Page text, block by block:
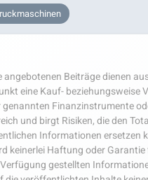
Beiträge dienen
eine Kauf-
Finanzinstrumente
und birgt Risiken, die den
Informationen ersetzen
keinerlei Haftung oder
gestellten